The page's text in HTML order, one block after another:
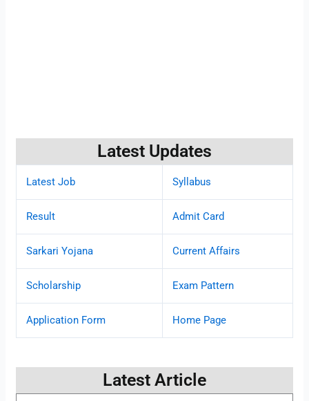
Latest Updates
Latest Job Syllabus
Result Admit Card
Sarkari Yojana Current Affairs
Scholarship Exam Pattern
Application Form Home Page
Latest Article